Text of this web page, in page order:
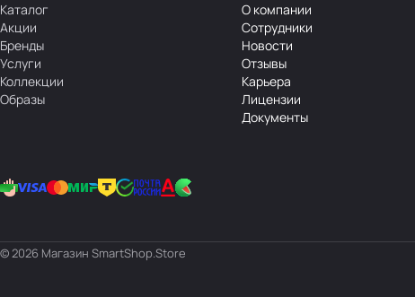
Каталог
Акции
Бренды
Услуги
Коллекции
Образы
О компании
Сотрудники
Новости
Отзывы
Карьера
Лицензии
Документы
© 2026 Магазин SmartShop.Store